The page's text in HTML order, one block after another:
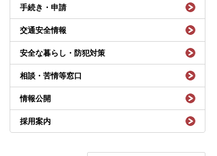
手続き・申請
交通安全情報
安全な暮らし・防犯対策
相談・苦情等窓口
情報公開
採用案内